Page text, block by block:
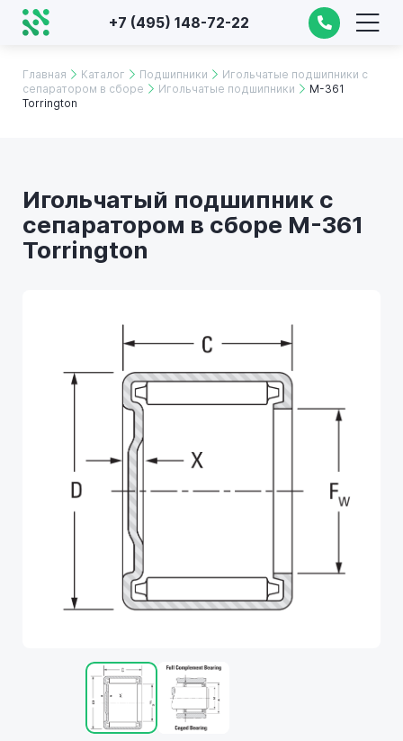
+7 (495) 148-72-22
Главная Каталог Подшипники
Игольчатые подшипники с
сепаратором в сборе
Игольчатые подшипники
M-361
Torrington
Игольчатый подшипник с
сепаратором в сборе M-361
Torrington